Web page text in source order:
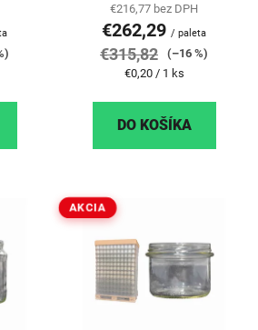
€216,77 bez DPH
€262,29 / paleta
€315,82
(–16 %)
Jednotková
€0,20 / 1 ks
DO KOŠÍKA
AKCIA